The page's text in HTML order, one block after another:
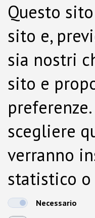
Questo
sito e,
sia nostri
sito e
scegliere
verranno
statistico o
dallaNecessario